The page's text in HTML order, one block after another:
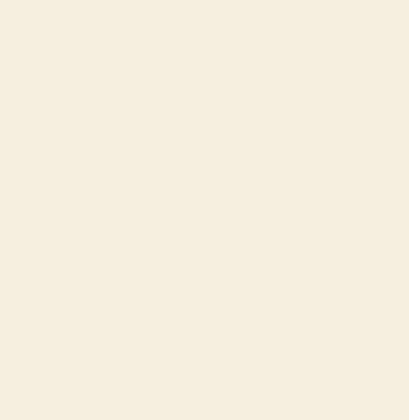
sur des nanoparticules de céramique, capable de
légale pour les casses automobiles qui les